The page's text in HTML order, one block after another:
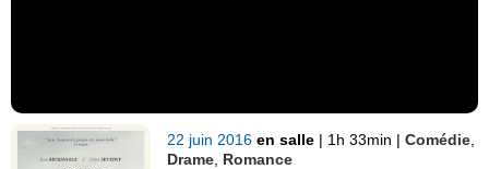
22 juin 2016en salle | 1h 33min | Comédie
Drame Romance